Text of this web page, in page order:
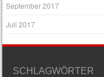
September 2017
Juli 2017
SCHLAGWÖRTER